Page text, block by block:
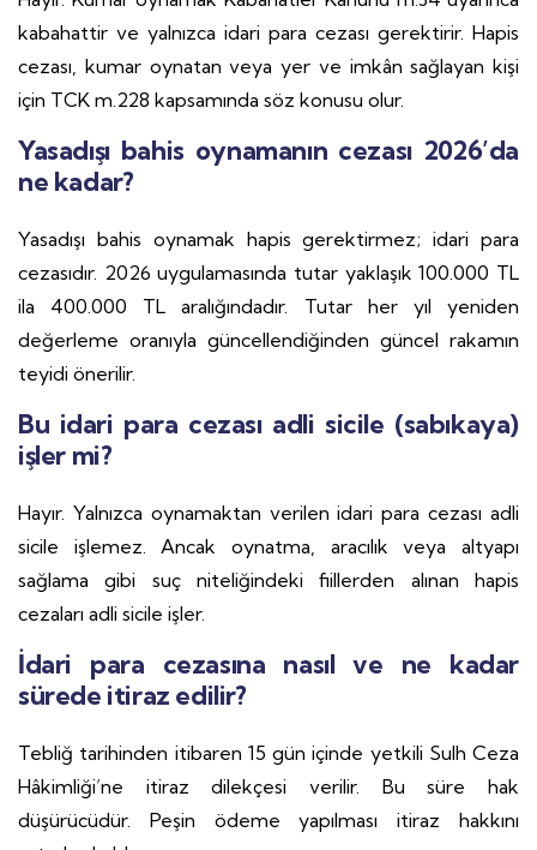
kabahattir ve yalnızca idari para cezası gerektirir. Hapis
cezası, kumar oynatan veya yer ve imkân sağlayan kişi
için TCK m.228 kapsamında söz konusu olur.
Yasadışı bahis oynamanın cezası 2026’da
ne kadar?
Yasadışı bahis oynamak hapis gerektirmez; idari para
cezasıdır. 2026 uygulamasında tutar yaklaşık 100.000 TL
ila 400.000 TL aralığındadır. Tutar her yıl yeniden
değerleme oranıyla güncellendiğinden güncel rakamın
teyidi önerilir.
Bu idari para cezası adli sicile (sabıkaya)
işler mi?
Hayır. Yalnızca oynamaktan verilen idari para cezası adli
sicile işlemez. Ancak oynatma, aracılık veya altyapı
sağlama gibi suç niteliğindeki fiillerden alınan hapis
cezaları adli sicile işler.
İdari para cezasına nasıl ve ne kadar
sürede itiraz edilir?
Tebliğ tarihinden itibaren 15 gün içinde yetkili Sulh Ceza
Hâkimliği’ne itiraz dilekçesi verilir. Bu süre hak
düşürücüdür. Peşin ödeme yapılması itiraz hakkını